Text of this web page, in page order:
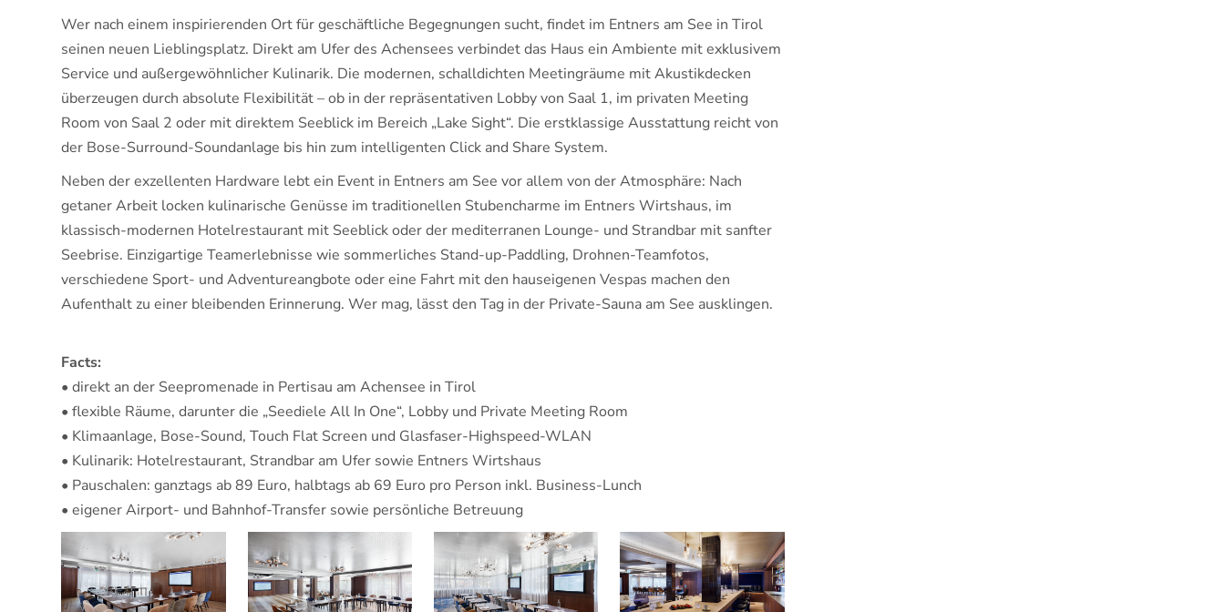
Wer nach einem inspirierenden Ort für geschäftliche Begegnungen sucht, findet im Entners am See in Tirol
seinen neuen Lieblingsplatz. Direkt am Ufer des Achensees verbindet das Haus ein Ambiente mit exklusivem
Service und außergewöhnlicher Kulinarik. Die modernen, schalldichten Meetingräume mit Akustikdecken
überzeugen durch absolute Flexibilität – ob in der repräsentativen Lobby von Saal 1, im privaten Meeting
Room von Saal 2 oder mit direktem Seeblick im Bereich „Lake Sight“. Die erstklassige Ausstattung reicht von
der Bose-Surround-Soundanlage bis hin zum intelligenten Click and Share System.
Neben der exzellenten Hardware lebt ein Event in Entners am See vor allem von der Atmosphäre: Nach
getaner Arbeit locken kulinarische Genüsse im traditionellen Stubencharme im Entners Wirtshaus, im
klassisch-modernen Hotelrestaurant mit Seeblick oder der mediterranen Lounge- und Strandbar mit sanfter
Seebrise. Einzigartige Teamerlebnisse wie sommerliches Stand-up-Paddling, Drohnen-Teamfotos,
verschiedene Sport- und Adventureangbote oder eine Fahrt mit den hauseigenen Vespas machen den
Aufenthalt zu einer bleibenden Erinnerung. Wer mag, lässt den Tag in der Private-Sauna am See ausklingen.
Facts:
• direkt an der Seepromenade in Pertisau am Achensee in Tirol
• flexible Räume, darunter die „Seediele All In One“, Lobby und Private Meeting Room
• Klimaanlage, Bose-Sound, Touch Flat Screen und Glasfaser-Highspeed-WLAN
• Kulinarik: Hotelrestaurant, Strandbar am Ufer sowie Entners Wirtshaus
• Pauschalen: ganztags ab 89 Euro, halbtags ab 69 Euro pro Person inkl. Business-Lunch
• eigener Airport- und Bahnhof-Transfer sowie persönliche Betreuung